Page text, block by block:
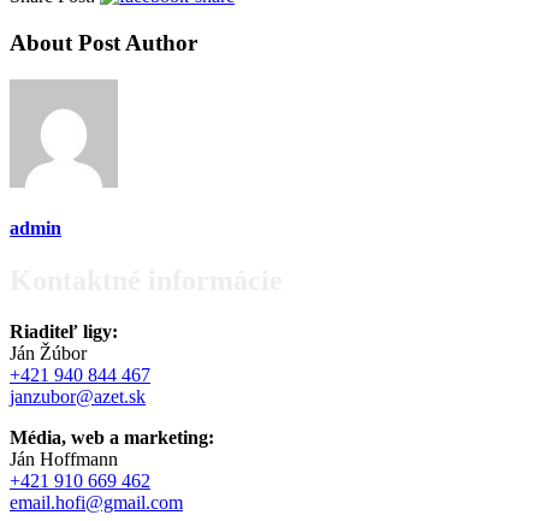
About Post Author
admin
Riaditeľ ligy:
Ján Žúbor
+421 940 844 467
janzubor@azet.sk
Média, web a marketing:
Ján Hoffmann
+421 910 669 462
email.hofi@gmail.com